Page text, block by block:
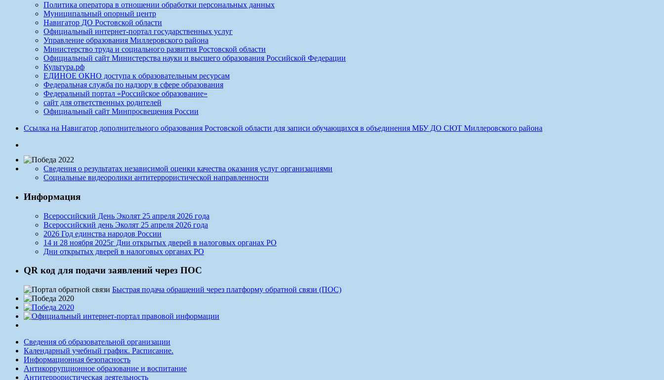
Политика оператора в отношении обработки персональных данных
Муниципальный опорный центр
Навигатор ДО Ростовской области
Официальный интернет-портал государственных услуг
Управление образования Миллеровского района
Министерство труда и социального развития Ростовской области
Официальный сайт Министерства науки и высшего образования Российской Федерации
Культура.рф
ЕДИНОЕ ОКНО доступа к образовательным ресурсам
Федеральная служба по надзору в сфере образования
Федеральный портал «Российское образование»
сайт для ответственных родителей
Официальный сайт Минпросвещения России
Ссылка на Навигатор дополнительного образования Ростовской области для записи обучающихся в объединения МБУ ДО СЮТ Миллеровского района
Сведения о результатах независимой оценки качества оказания услуг организациями
Социальные видеоролики антитеррористической направленности
Информация
Всероссийский День Эколят 25 апреля 2026 года
Всероссийский день Эколят 25 апреля 2026 года
2026 Год единства народов России
14 и 28 ноября 2025г Дни открытых дверей в налоговых органах РО
Дни открытых дверей в налоговых органах РО
QR код для подачи заявлений через ПОС
Быстрая подача обращений через платформу обратной связи (ПОС)
Сведения об образовательной организации
Календарный учебный график. Расписание.
Информационная безопасность
Антикоррупционное образование и воспитание
Антитеррористическая деятельность